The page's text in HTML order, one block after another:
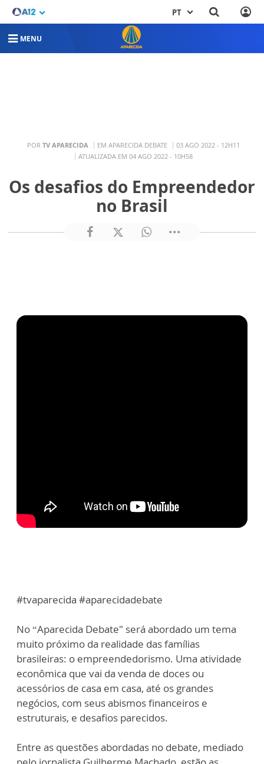
PT
MENU
POR TV APARECIDA EM APARECIDA DEBATE
03 AGO 2022 - 12H11
ATUALIZADA EM 04 AGO 2022 - 10H58
Os desafios do Empreendedor
no Brasil
#tvaparecida #aparecidadebate
No “Aparecida Debate" será abordado um tema
muito próximo da realidade das famílias
brasileiras: o empreendedorismo. Uma atividade
econômica que vai da venda de doces ou
acessórios de casa em casa, até os grandes
negócios, com seus abismos financeiros e
estruturais, e desafios parecidos.
Entre as questões abordadas no debate, mediado